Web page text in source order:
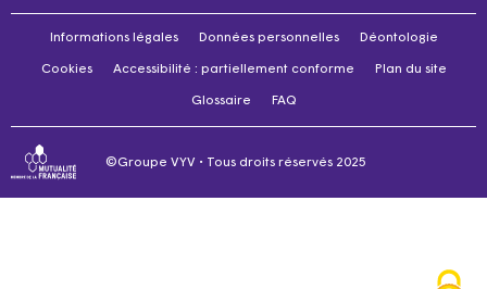
Informations légales Données personnelles Déontologie
Cookies Accessibilité : partiellement conforme Plan du site
Glossaire FAQ
©Groupe VYV • Tous droits réservés 2025